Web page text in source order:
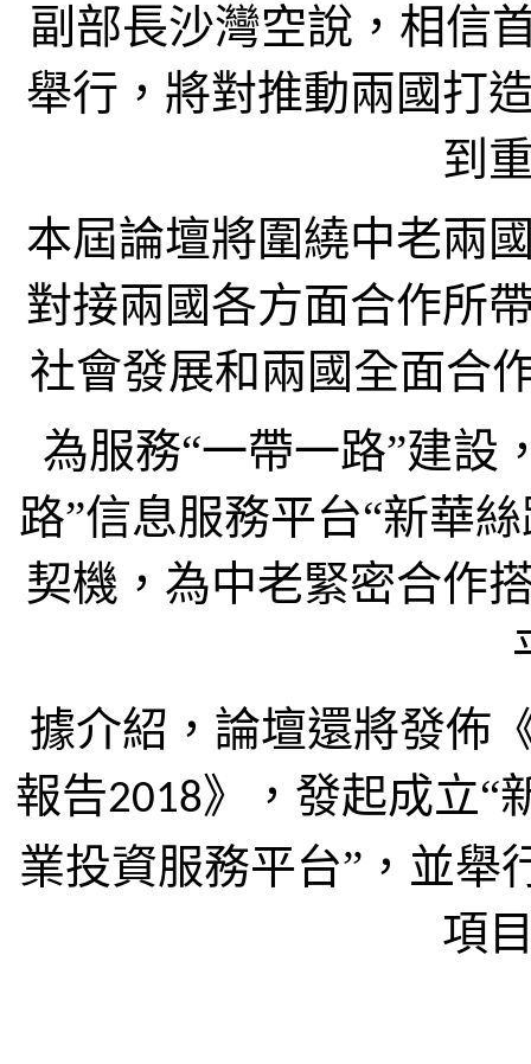
副部長沙灣空說，相信
舉行，將對推動兩國打
到
本屆論壇將圍繞中老兩
對接兩國各方面合作所
社會發展和兩國全面合
為服務“一帶一路”建設
路”信息服務平台“新華
契機，為中老緊密合作
據介紹，論壇還將發佈
報告2018》，發起成立“
業投資服務平台”，並舉
項